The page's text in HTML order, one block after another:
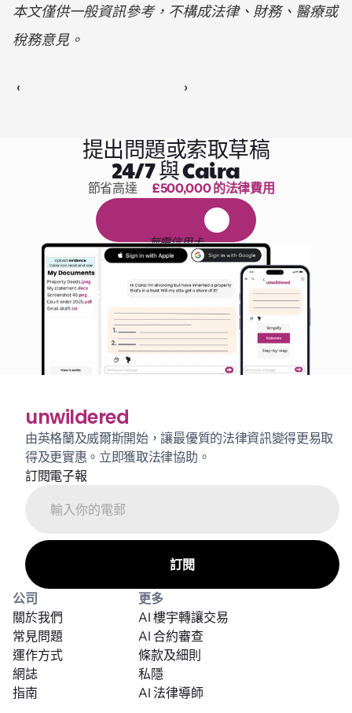
本文僅供一般資訊參考，不構成法律、財務、醫療或
稅務意見。
‹ ›
提出問題或索取草稿
24/7 與 Caira
1,000 小時的閱讀
節省高達 £500,000 的法律費用
無需信用卡
unwildered
由英格蘭及威爾斯開始，讓最優質的法律資訊變得更易取
得及更實惠。立即獲取法律協助。
訂閱電子報
公司
關於我們
常見問題
運作方式
網誌
指南
更多
條款及細則
AI 合約審查
AI 法律導師
私隱
AI 樓宇轉讓交易